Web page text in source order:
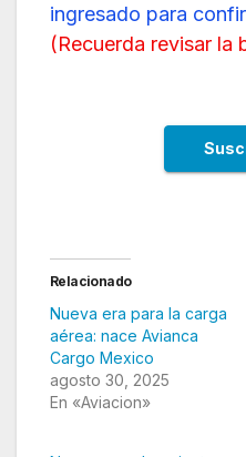
ingresado para
(Recuerda revisar la
Relacionado
Nueva era para la carga
aérea: nace Avianca
Cargo Mexico
agosto 30, 2025
En «Aviacion»